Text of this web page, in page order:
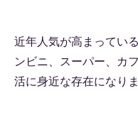
近年人気が高まってい
ンビニ、スーパー、カ
活に身近な存在になりま